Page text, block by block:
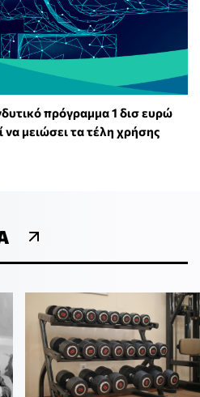
πρόγραμμα 1 δισ ευρώ
μειώσει τα τέλη χρήσης